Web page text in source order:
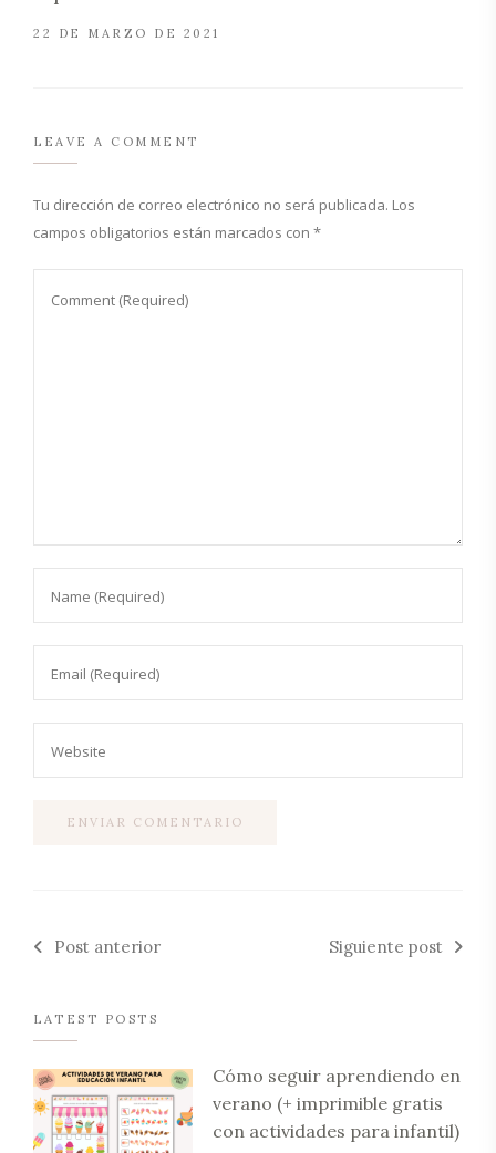
22 DE MARZO DE 2021
LEAVE A COMMENT
Tu dirección de correo electrónico no será publicada. Los
campos obligatorios están marcados con *
Post anterior Siguiente post
LATEST POSTS
Cómo seguir aprendiendo en
verano (+ imprimible gratis
con actividades para infantil)